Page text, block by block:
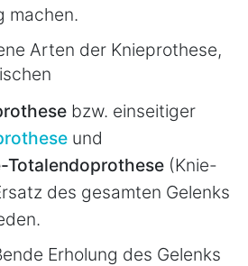
machen.
Arten der Knieprothese,
bzw. einseitiger
und
Totalendoprothese (Knie-
des gesamten Gelenks
Erholung des Gelenks